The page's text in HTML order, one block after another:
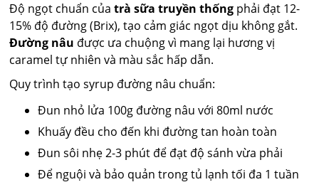
Độ ngọt chuẩn củatrà sữa truyền thống phải đạt 12-
15% độ đường (Brix), tạo cảm giác ngọt dịu không gắt.
Đường nâu được ưa chuộng vì mang lại hương vị
caramel tự nhiên và màu sắc hấp dẫn.
Quy trình tạo syrup đường nâu chuẩn:
Đun nhỏ lửa 100g đường nâu với 80ml nước
Khuấy đều cho đến khi đường tan hoàn toàn
Đun sôi nhẹ 2-3 phút để đạt độ sánh vừa phải
Để nguội và bảo quản trong tủ lạnh tối đa 1 tuần